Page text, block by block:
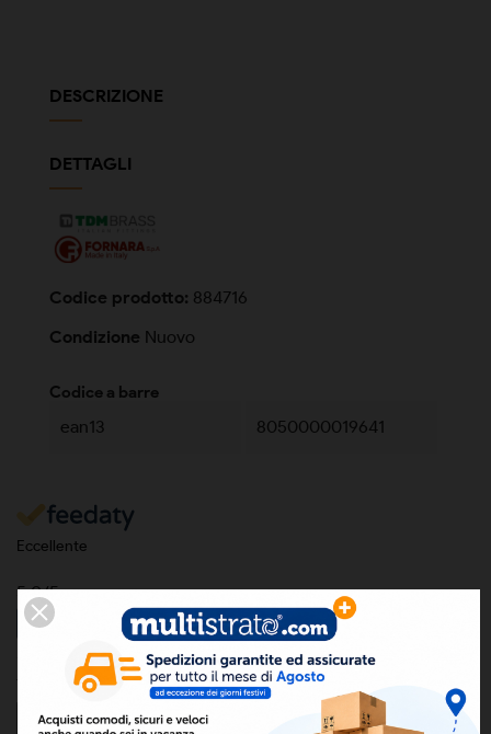
DESCRIZIONE
DETTAGLI
Codice prodotto: 884716
Condizione Nuovo
Codice a barre
ean13 8050000019641
Eccellente
5,0/5
recensioni prodotto
Tutte le recensioni >
Precedente
Successivo